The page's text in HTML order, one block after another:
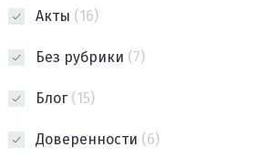
Акты (16)
Без рубрики (7)
Блог(15)
Доверенности (6)